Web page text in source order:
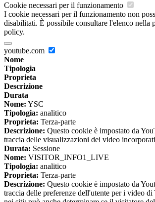
Cookie necessari per il funzionamento
I cookie necessari per il funzionamento non
disabilitati. È possibile consultare l'elenco nella
policy.
youtube.com
Nome
Tipologia
Proprieta
Descrizione
Durata
Nome: YSC
Tipologia: analitico
Proprieta: Terza-parte
Descrizione: Questo cookie è impostato da
traccia delle visualizzazioni dei video
Durata: Sessione
Nome: VISITOR_INFO1_LIVE
Tipologia: analitico
Proprieta: Terza-parte
Descrizione: Questo cookie è impostato da
traccia delle preferenze dell'utente per i video